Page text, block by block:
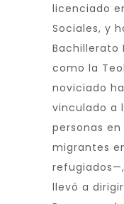
licenciado
Sociales, y
Bachillerato
como la
noviciado
vinculado a
personas
migrantes
llevó a